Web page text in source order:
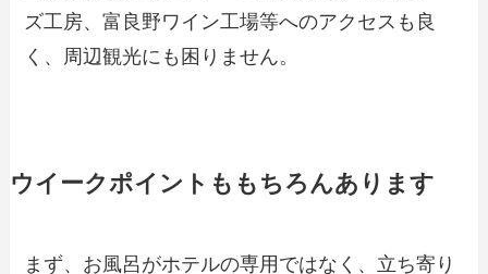
ズ工房、富良野ワイン工場等へのアクセスも良
く、周辺観光にも困りません。
ウイークポイントももちろんあります
まず、お風呂がホテルの専用ではなく、立ち寄り